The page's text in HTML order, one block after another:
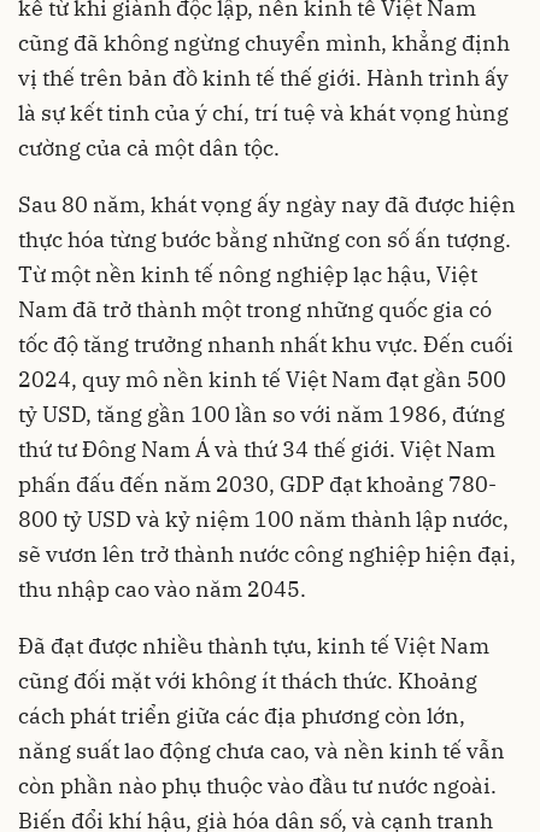
kể từ khi giành độc lập, nền kinh tế Việt Nam
cũng đã không ngừng chuyển mình, khẳng định
vị thế trên bản đồ kinh tế thế giới. Hành trình ấy
là sự kết tinh của ý chí, trí tuệ và khát vọng hùng
cường của cả một dân tộc.
Sau 80 năm, khát vọng ấy ngày nay đã được hiện
thực hóa từng bước bằng những con số ấn tượng.
Từ một nền kinh tế nông nghiệp lạc hậu, Việt
Nam đã trở thành một trong những quốc gia có
tốc độ tăng trưởng nhanh nhất khu vực. Đến cuối
2024, quy mô nền kinh tế Việt Nam đạt gần 500
tỷ USD, tăng gần 100 lần so với năm 1986, đứng
thứ tư Đông Nam Á và thứ 34 thế giới. Việt Nam
phấn đấu đến năm 2030, GDP đạt khoảng 780-
800 tỷ USD và kỷ niệm 100 năm thành lập nước,
sẽ vươn lên trở thành nước công nghiệp hiện đại,
thu nhập cao vào năm 2045.
Đã đạt được nhiều thành tựu, kinh tế Việt Nam
cũng đối mặt với không ít thách thức. Khoảng
cách phát triển giữa các địa phương còn lớn,
năng suất lao động chưa cao, và nền kinh tế vẫn
còn phần nào phụ thuộc vào đầu tư nước ngoài.
Biến đổi khí hậu, già hóa dân số, và cạnh tranh